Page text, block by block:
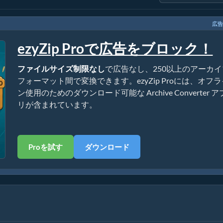
広
ezyZip Proで広告をブロック！
ファイルサイズ制限なしで広告なし、250以上のアーカ
フォーマット間で変換できます。ezyZip Proには、オフ
ン使用のためのダウンロード可能な Archive Converter ア
リが含まれています。
Proを試す ダウンロード